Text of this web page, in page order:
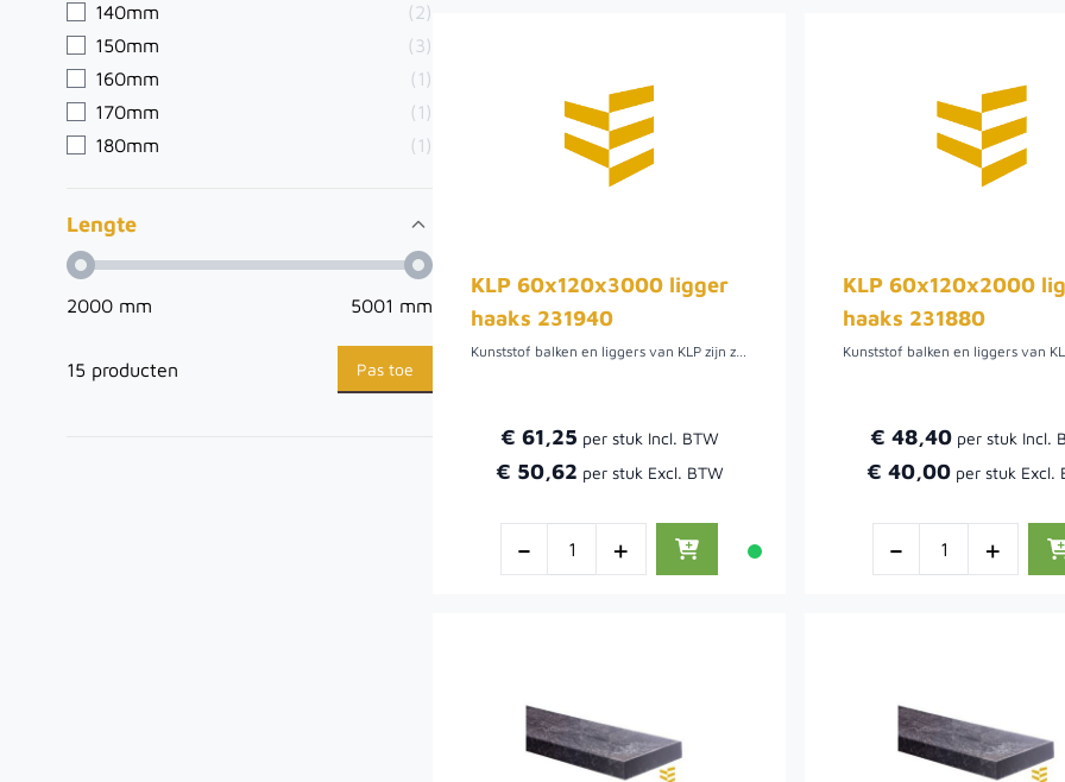
140mm
(2)
150mm
(3)
160mm
(1)
170mm
(1)
180mm
(1)
Lengte
2000 mm 5001 mm
15 producten Pas toe
KLP 60x120x3000 ligger
haaks 231940
Kunststof balken en liggers van KLP zijn zeer duurzaam en vergen geen onderhoud. KLP balken en liggers zijn milieuvriendelijk, splintert en rot niet. Deze zijn in diverse lengtes en maten verkrijgbaar.
€ 61,25
€ 50,62
- +
KLP 60x120x2000
haaks 231880
€ 48,40
€ 40,00
- +